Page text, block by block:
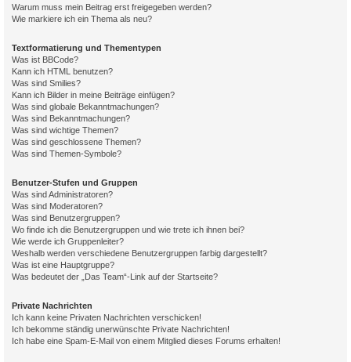
Warum muss mein Beitrag erst freigegeben werden?
Wie markiere ich ein Thema als neu?
Textformatierung und Thementypen
Was ist BBCode?
Kann ich HTML benutzen?
Was sind Smilies?
Kann ich Bilder in meine Beiträge einfügen?
Was sind globale Bekanntmachungen?
Was sind Bekanntmachungen?
Was sind wichtige Themen?
Was sind geschlossene Themen?
Was sind Themen-Symbole?
Benutzer-Stufen und Gruppen
Was sind Administratoren?
Was sind Moderatoren?
Was sind Benutzergruppen?
Wo finde ich die Benutzergruppen und wie trete ich ihnen bei?
Wie werde ich Gruppenleiter?
Weshalb werden verschiedene Benutzergruppen farbig dargestellt?
Was ist eine Hauptgruppe?
Was bedeutet der „Das Team“-Link auf der Startseite?
Private Nachrichten
Ich kann keine Privaten Nachrichten verschicken!
Ich bekomme ständig unerwünschte Private Nachrichten!
Ich habe eine Spam-E-Mail von einem Mitglied dieses Forums erhalten!